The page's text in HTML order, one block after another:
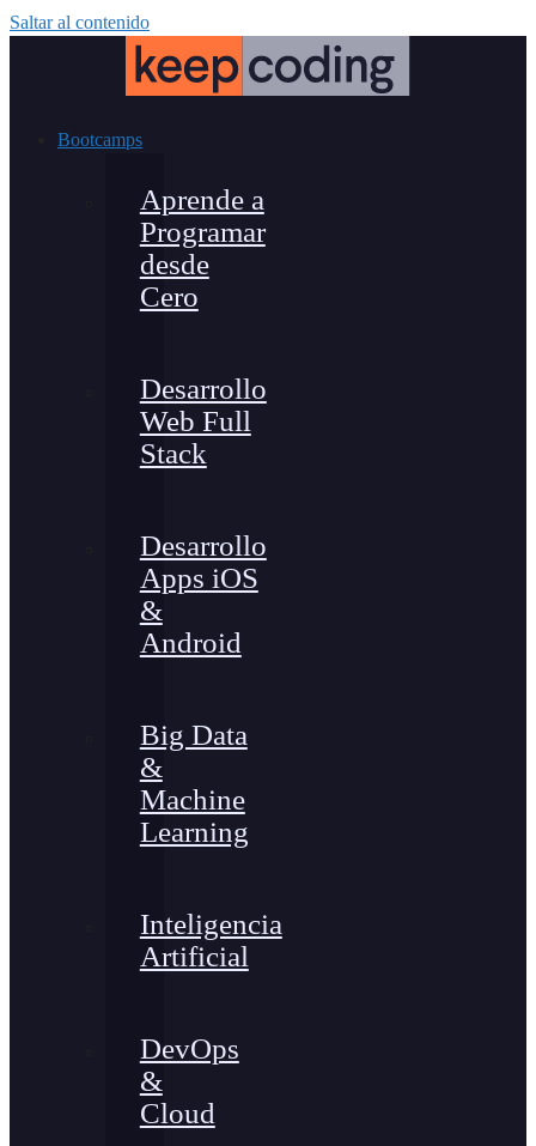
Saltar al contenido
Bootcamps
Aprende a
Programar
desde
Cero
Desarrollo
Web Full
Stack
Desarrollo
Apps iOS
&
Android
Big Data
&
Machine
Learning
Inteligencia
Artificial
DevOps
&
Cloud